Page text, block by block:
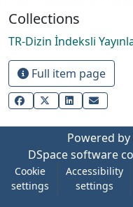
Collections
TR-Dizin İndeksli
Full item page
Powered by
DSpace software
Cookie
settings
Accessibility
settings